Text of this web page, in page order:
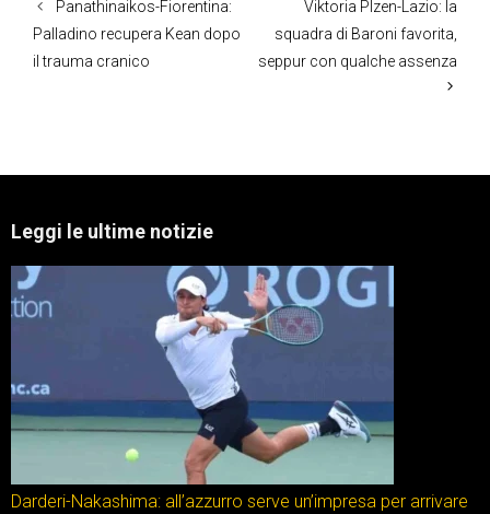
Panathinaikos-Fiorentina:
Palladino recupera Kean dopo
il trauma cranico
Viktoria Plzen-Lazio: la
squadra di Baroni favorita,
seppur con qualche assenza
Leggi le ultime notizie
Darderi-Nakashima: all’azzurro serve un’impresa per arrivare